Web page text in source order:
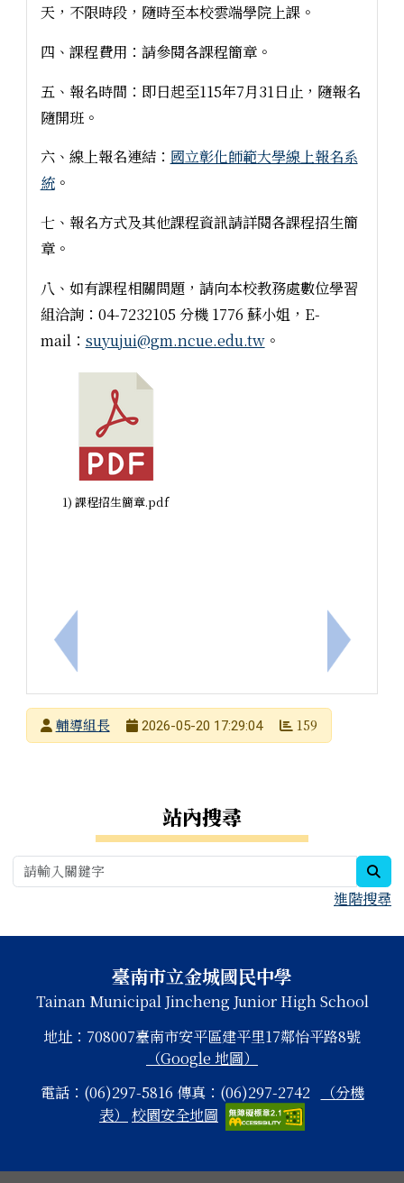
上一筆：有關「AI 時代下家庭教育的挑戰、轉變與
天，不限時段，隨時至本校雲端學院上課。
四、課程費用：請參閱各課程簡章。
五、報名時間：即日起至115年7月31日止，隨報名
隨開班。
六、線上報名連結： 國立彰化師範大學線上報名系
統。
七、報名方式及其他課程資訊請詳閱各課程招生簡
章。
八、如有課程相關問題，請向本校教務處數位學習
組洽詢：04-7232105 分機 1776 蘇小姐，E-
mail： suyujui@gm.ncue.edu.tw。
1) 課程招生簡章.pdf
下一筆：
發布者輔導組長
2026-05-20 17:29:04 159
站內搜尋
進階搜尋
頁尾區域內容臺南市立金城國民中學
Tainan Municipal Jincheng Junior High School
地址：708007臺南市安平區建平里17鄰怡平路8號
（Google 地圖）
電話：(06)297-5816 傳真：(06)297-2742
（分機
表） 校園安全地圖